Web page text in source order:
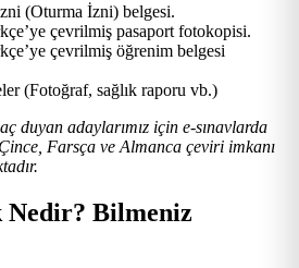
(Oturma İzni) belgesi.
çevrilmiş pasaport fotokopisi.
çevrilmiş öğrenim belgesi
(Fotoğraf, sağlık raporu vb.)
duyan adaylarımız için e-sınavlarda
Farsça ve Almanca çeviri imkanı
Nedir? Bilmeniz